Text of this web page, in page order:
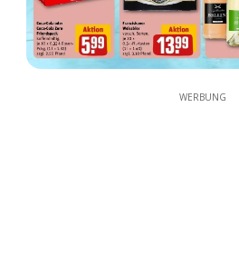
WERBUNG